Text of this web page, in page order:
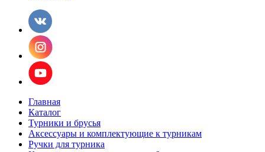
Главная
Каталог
Турники и брусья
Аксессуары и комплектующие к турникам
Ручки для турника